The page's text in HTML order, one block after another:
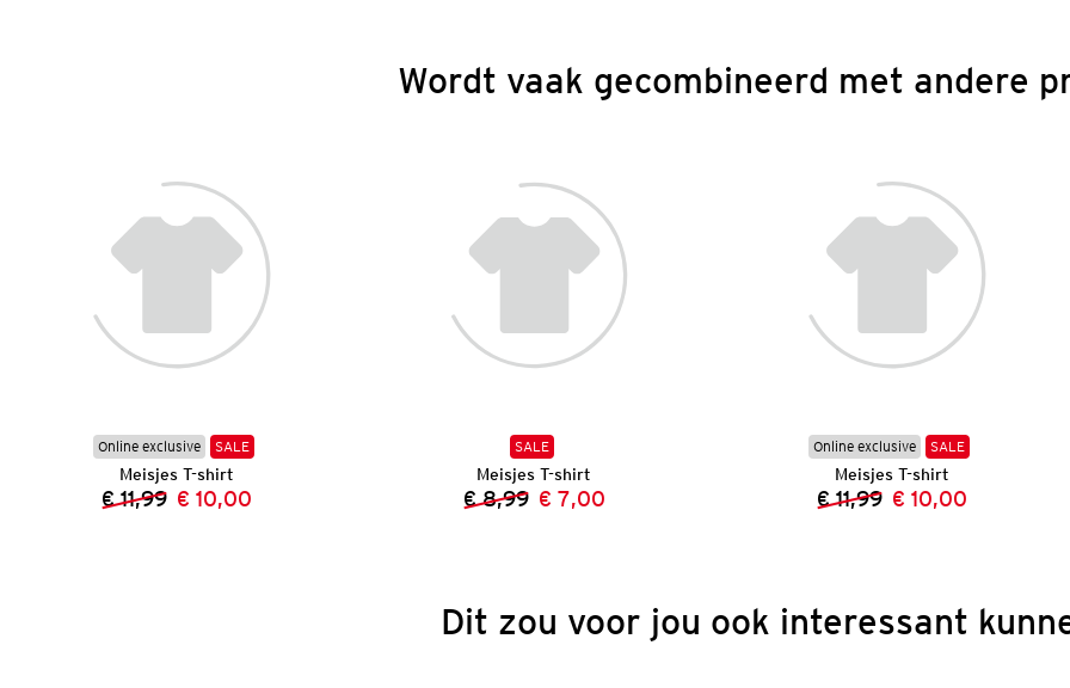
Wordt vaak gecombineerd met andere
Online exclusive SALE
Meisjes T-shirt
Vorige prijs:
€ 11,99 Nieuwe prijs:
€ 10,00
SALE
Meisjes T-shirt
Vorige prijs:
€ 8,99 Nieuwe prijs:
€ 7,00
Online exclusive SALE
Meisjes T-shirt
Vorige prijs:
€ 11,99 Nieuwe prijs:
€ 10,00
Dit zou voor jou ook interessant